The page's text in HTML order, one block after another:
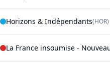
Horizons & Indépendants(HOR)
La France insoumise -